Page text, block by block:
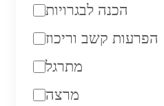
הכנה לבגרויות
הפרעות קשב וריכוז
מתרגל
מרצה